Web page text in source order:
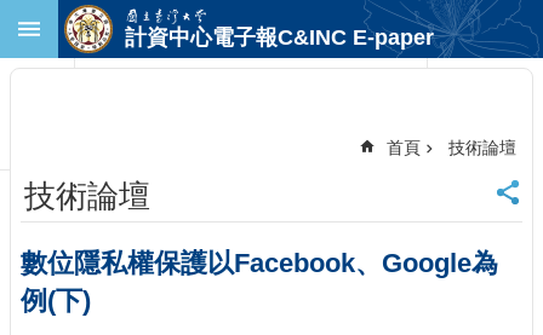
跳到主要內容區塊
首
頁
臺
大
首
計資中心電子報C&INC E-paper
首頁 技術論壇
技術論壇
數位隱私權保護以Facebook、Google為
例(下)